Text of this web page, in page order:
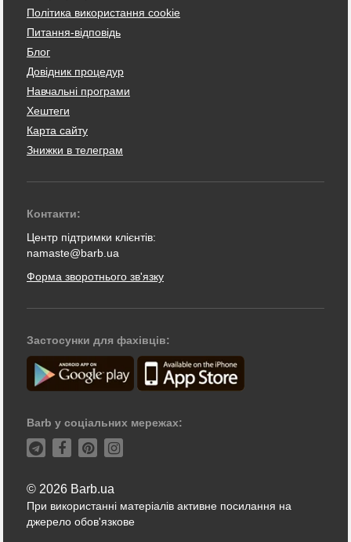
Політика використання cookie
Питання-відповідь
Блог
Довідник процедур
Навчальні програми
Хештеги
Карта сайту
Знижки в телеграм
Контакти:
Центр підтримки клієнтів:
namaste@barb.ua
Форма зворотнього зв'язку
Застосунки для фахівців:
Barb у соціальних мережах:
© 2026 Barb.ua
При використанні матеріалів активне посилання на
джерело обов'язкове